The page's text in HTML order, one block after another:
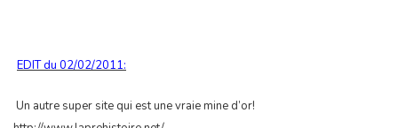
EDIT du 02/02/2011:
Un autre super site qui est une vraie mine d’or!